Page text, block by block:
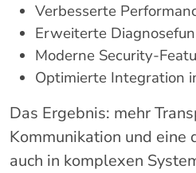
Verbesserte
Erweiterte
Moderne Security-
Optimierte Integration
Das Ergebnis: mehr
Kommunikation und eine
auch in komplexen